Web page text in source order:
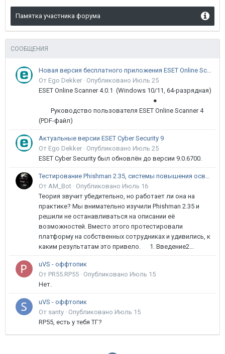
Памятка участника форума
СООБЩЕНИЯ
Новая версия бесплатного приложения ESET Online Scanner доступна пользователям
От Ego Dekker · Опубликовано Июль 25
ESET Online Scanner 4.0.1 (Windows 10/11, 64-разрядная)
●
Руководство пользователя ESET Online Scanner 4
(PDF-файл)
Актуальные версии ESET Cyber Security 9
От Ego Dekker · Опубликовано Июль 25
ESET Cyber Security был обновлён до версии 9.0.6700.
Тестирование Phishman 2.35, системы повышения осведомлённости пользователей в сфере ИБ
От AM_Bot · Опубликовано Июль 16
Теория звучит убедительно, но работает ли она на
практике? Мы внимательно изучили Phishman 2.35 и
решили не останавливаться на описании её
возможностей. Вместо этого протестировали
платформу на собственных сотрудниках и удивились, к
каким результатам это привело. 1. Введение2...
uVS - оффтопик
От PR55.RP55 · Опубликовано Июль 15
Нет.
uVS - оффтопик
От santy · Опубликовано Июль 15
RP55, есть у тебя ТГ?